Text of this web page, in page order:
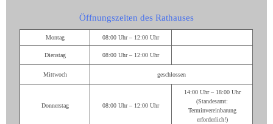
Öffnungszeiten des Rathauses
Montag 08:00 Uhr – 12:00 Uhr
Dienstag 08:00 Uhr – 12:00 Uhr
Mittwoch geschlossen
Donnerstag 08:00 Uhr – 12:00 Uhr
14:00 Uhr – 18:00 Uhr
(Standesamt:
Terminvereinbarung
erforderlich!)